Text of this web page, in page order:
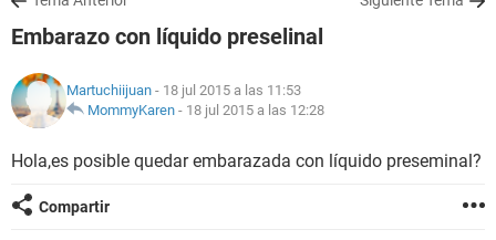
NUTRICIÓN
BIENESTAR
SEXUALIDAD
Embarazo con líquido preselinal
Martuchiijuan - 18 jul 2015 a las 11:53
MommyKaren - 18 jul 2015 a las 12:28
Hola,es posible quedar embarazada con líquido preseminal?
Compartir